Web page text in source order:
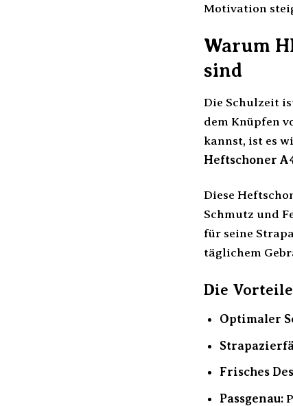
Motivation
Warum
sind
Die Schulzeit
dem Knüpfen
kannst, ist es
Heftschoner
Diese
Schmutz und
für seine
täglichem
Die
Optimaler
Frisches
Passgenau: